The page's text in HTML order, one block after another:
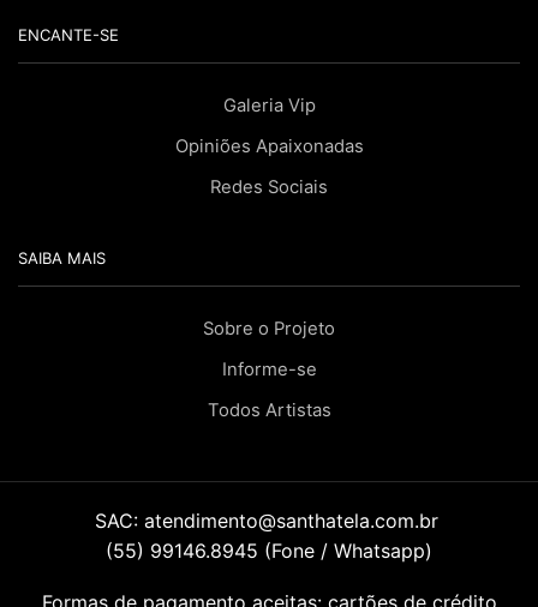
ENCANTE-SE
Galeria Vip
Opiniões Apaixonadas
Redes Sociais
SAIBA MAIS
Sobre o Projeto
Informe-se
Todos Artistas
SAC: atendimento@santhatela.com.br
(55) 99146.8945 (Fone / Whatsapp)